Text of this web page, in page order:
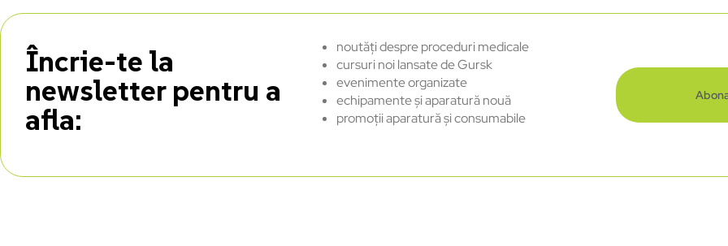
Încrie-te la
newsletter pentru a
afla:
noutăți despre proceduri medicale
cursuri noi lansate de Gursk
evenimente organizate
echipamente și aparatură nouă
promoții aparatură și consumabile